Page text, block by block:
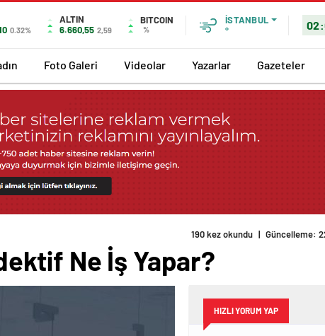
0.32%
ALTIN
6.660,55 2,59
BITCOIN
%
İSTANBUL
°
Foto Galeri Videolar Yazarlar Gazeteler
190 kez okundu | Güncelleme:
Ne İş Yapar?
HIZLI YORUM YAP